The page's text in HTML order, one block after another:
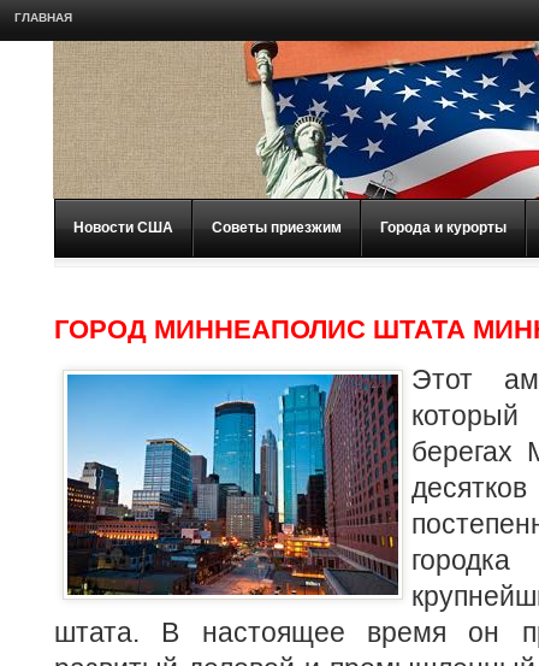
ГЛАВНАЯ
Новости США Советы приезжим Города и курорты
ГОРОД МИННЕАПОЛИС ШТАТА
Этот
берегах
штата. В настоящее время он